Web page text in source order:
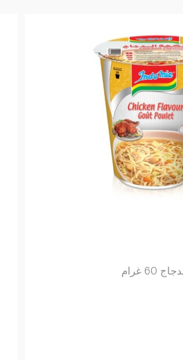
غرام